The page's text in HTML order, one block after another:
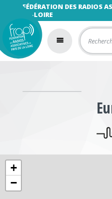
FÉDÉRATION DES RADIOS
LA-LOIRE
+
−